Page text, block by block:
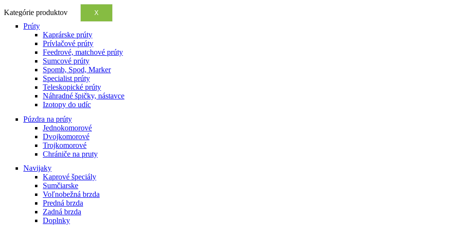
Kategórie produktov X
Prúty
Kaprárske prúty
Prívlačové prúty
Feedrové, matchové prúty
Sumcové prúty
Spomb, Spod, Marker
Specialist prúty
Teleskopické prúty
Náhradné špičky, nástavce
Izotopy do udíc
Púzdra na prúty
Jednokomorové
Dvojkomorové
Trojkomorové
Chrániče na pruty
Navijaky
Kaprové špeciály
Sumčiarske
Voľnobežná brzda
Predná brzda
Zadná brzda
Doplnky